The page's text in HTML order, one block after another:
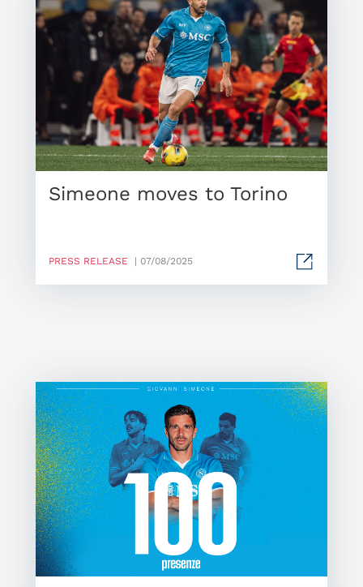
Simeone moves to Torino
PRESS RELEASE | 07/08/2025